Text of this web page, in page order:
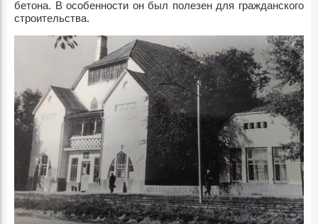
бетона. В особенности он был полезен для гражданского
строительства.